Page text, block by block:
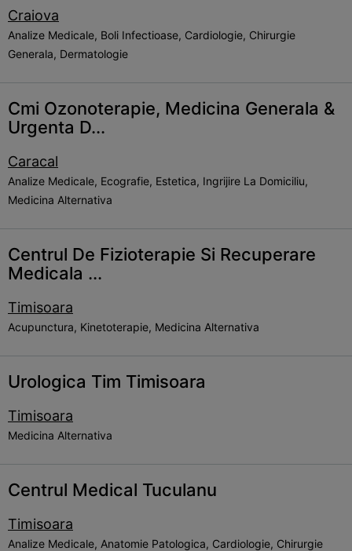
Craiova
Analize Medicale, Boli Infectioase, Cardiologie, Chirurgie
Generala, Dermatologie
Cmi Ozonoterapie, Medicina Generala &
Urgenta D...
Caracal
Analize Medicale, Ecografie, Estetica, Ingrijire La Domiciliu,
Medicina Alternativa
Centrul De Fizioterapie Si Recuperare
Medicala ...
Timisoara
Acupunctura, Kinetoterapie, Medicina Alternativa
Urologica Tim Timisoara
Timisoara
Medicina Alternativa
Centrul Medical Tuculanu
Timisoara
Analize Medicale, Anatomie Patologica, Cardiologie, Chirurgie